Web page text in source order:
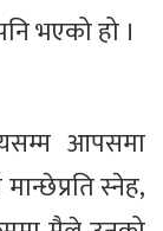
भएको हो ।
आपसमा
स्नेह,